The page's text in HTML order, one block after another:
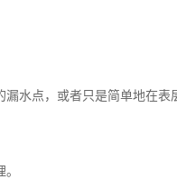
水点，或者只是简单地在表